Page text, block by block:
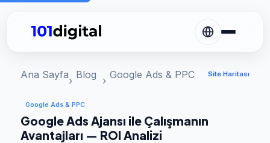
Ana Sayfa Blog Google Ads & PPC Site Haritası
Google Ads & PPC
Google Ads Ajansı ile Çalışmanın
Avantajları — ROI Analizi